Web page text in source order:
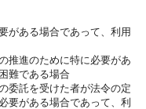
がある場合であって、利用
推進のために特に必要があ
難である場合
委託を受けた者が法令の定
要がある場合であって、利